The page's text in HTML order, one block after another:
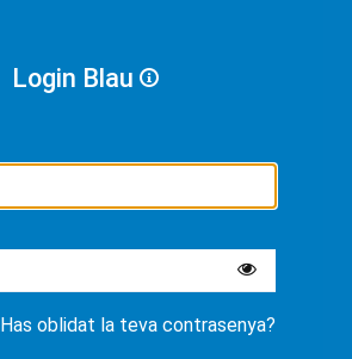
Login Blau
Has oblidat la teva contrasenya?